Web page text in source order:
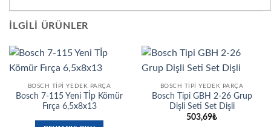
İLGILI ÜRÜNLER
BOSCH TIPI YEDEK PARÇA
Bosch 7-115 Yeni Tİp Kömür
Fırça 6,5x8x13
BOSCH TIPI YEDEK PARÇA
Bosch Tipi GBH 2-26 Grup
Dişli Seti Set Dişli
503,69₺